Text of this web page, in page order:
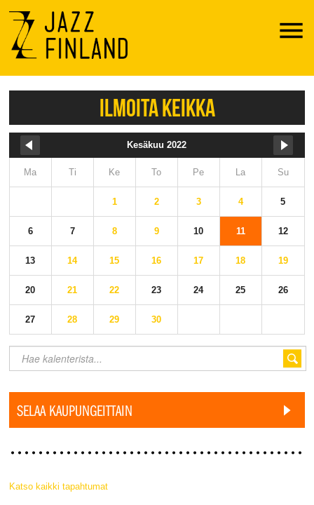
Menu
ILMOITA KEIKKA
Kesäkuu 2022
Ma Ti Ke To Pe La Su
1 2 3 4 5
6 7 8 9 10 11 12
13 14 15 16 17 18 19
20 21 22 23 24 25 26
27 28 29 30
SELAA KAUPUNGEITTAIN
Katso kaikki tapahtumat